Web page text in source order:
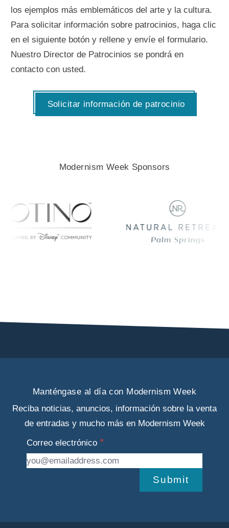
los ejemplos más emblemáticos del arte y la cultura.
Para solicitar información sobre patrocinios, haga clic
en el siguiente botón y rellene y envíe el formulario.
Nuestro Director de Patrocinios se pondrá en
contacto con usted.
Solicitar información de patrocinio
Modernism Week Sponsors
Manténgase al día con Modernism Week
Reciba noticias, anuncios, información sobre la venta
de entradas y mucho más en Modernism Week
Correo electrónico
Submit